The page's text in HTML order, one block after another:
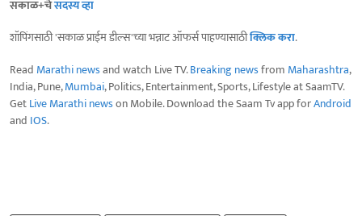
सकाळ+चेसदस्य व्हा
शॉपिंगसाठी 'सकाळ प्राईम डील्स'च्या भन्नाट ऑफर्स पाहण्यासाठीक्लिक करा.
Read Marathi newsand watch Live TV.Breaking newsfrom Maharashtra,
India, Pune,Mumbai, Politics, Entertainment, Sports, Lifestyle at SaamTV.
GetLive Marathi newson Mobile. Download the Saam Tv app forAndroid
and IOS.